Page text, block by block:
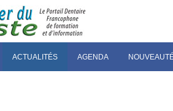
ACTUALITÉS AGENDA